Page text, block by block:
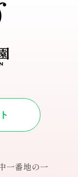
一番地の一